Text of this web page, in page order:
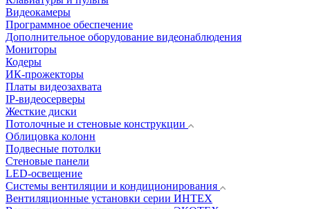
Видеокамеры
Программное обеспечение
Дополнительное оборудование видеонаблюдения
Мониторы
Кодеры
ИК-прожекторы
Платы видеозахвата
IP-видеосерверы
Жесткие диски
Потолочные и стеновые конструкции
Облицовка колонн
Подвесные потолки
Стеновые панели
LED-освещение
Системы вентиляции и кондиционирования
Вентиляционные установки серии ИНТЕХ